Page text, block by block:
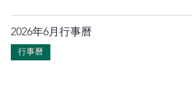
2026年6月行事曆
行事曆